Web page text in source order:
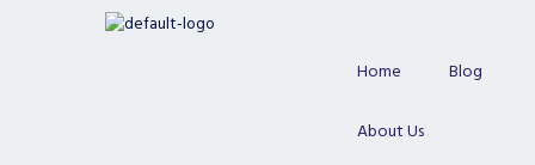
Home Blog
About Us